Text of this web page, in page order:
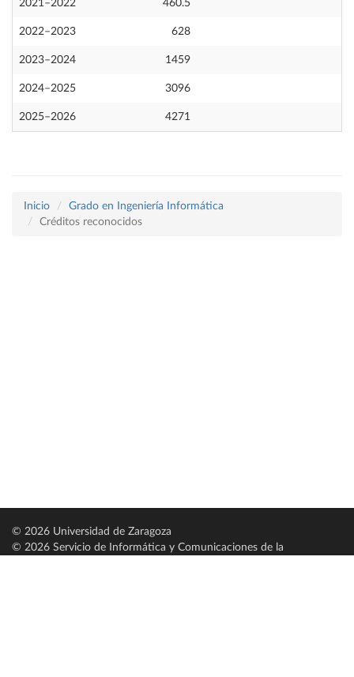
2021–2022 460.5
2022–2023 628
2023–2024 1459
2024–2025 3096
2025–2026 4271
Inicio
Grado en Ingeniería Informática
Créditos reconocidos
© 2026 Universidad de Zaragoza
© 2026 Servicio de Informática y Comunicaciones de la